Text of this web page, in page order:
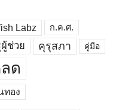
Labz ก.ค.ศ.
ช่วย คุรุสภา คู่มือ
ด
ทอง